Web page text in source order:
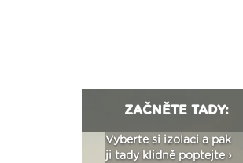
ZAČNĚTE TADY:
Vyberte si izolaci a pak
ji tady klidně poptejte ›